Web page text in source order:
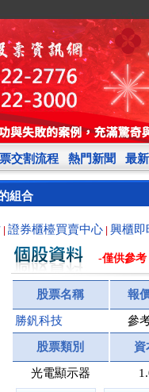
交割流程 熱門新聞 最
組合
證券櫃檯買賣中心 興櫃即
-僅供參考
股票名稱 報
勝釩科技 參
股票類別 資
光電顯示器